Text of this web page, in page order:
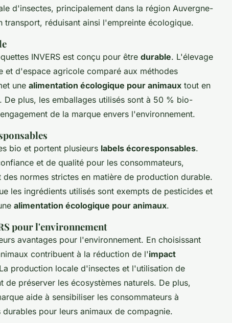
d'insectes, principalement dans la région Auvergne-
transport, réduisant ainsi l'empreinte écologique.
INVERS est conçu pour être durable. L'élevage
et d'espace agricole comparé aux méthodes
une alimentation écologique pour animaux tout en
De plus, les emballages utilisés sont à 50 % bio-
de la marque envers l'environnement.
bio et portent plusieurs labels écoresponsables.
et de qualité pour les consommateurs,
normes strictes en matière de production durable.
les ingrédients utilisés sont exempts de pesticides et
alimentation écologique pour animaux.
pour l'environnement
avantages pour l'environnement. En choisissant
contribuent à la réduction de l'impact
production locale d'insectes et l'utilisation de
de préserver les écosystèmes naturels. De plus,
aide à sensibiliser les consommateurs à
pour leurs animaux de compagnie.